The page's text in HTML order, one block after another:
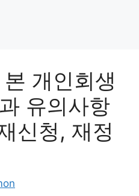
개인회생
유의사항
신청, 재정